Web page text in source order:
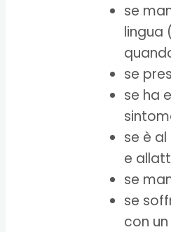
se
lingua
se
se ha
se è
e
se
se
con